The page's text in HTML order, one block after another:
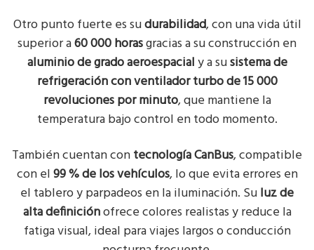
Otro punto fuerte es sudurabilidad, con una vida útil
superior a60 000 horasgracias a su construcción en
aluminio de grado aeroespacialy a susistema de
refrigeración con ventilador turbo de 15 000
revoluciones por minuto, que mantiene la
temperatura bajo control en todo momento.
También cuentan contecnología CanBus, compatible
con el99 % de los vehículos, lo que evita errores en
el tablero y parpadeos en la iluminación. Suluz de
alta definiciónofrece colores realistas y reduce la
fatiga visual, ideal para viajes largos o conducción